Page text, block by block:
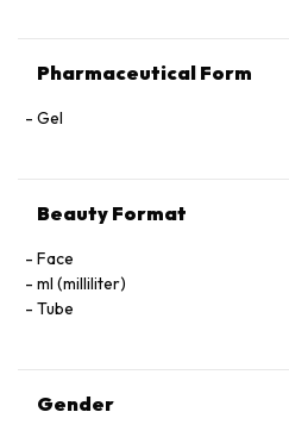
Pharmaceutical Form
Gel
Beauty Format
Face
ml (milliliter)
Tube
Gender